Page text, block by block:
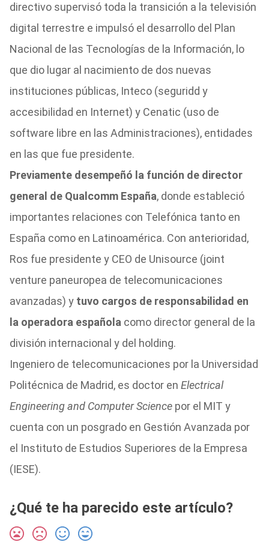
directivo supervisó toda la transición a la televisión
digital terrestre e impulsó el desarrollo del Plan
Nacional de las Tecnologías de la Información, lo
que dio lugar al nacimiento de dos nuevas
instituciones públicas, Inteco (seguridd y
accesibilidad en Internet) y Cenatic (uso de
software libre en las Administraciones), entidades
en las que fue presidente.
Previamente desempeñó la función de director
general de Qualcomm España, donde estableció
importantes relaciones con Telefónica tanto en
España como en Latinoamérica. Con anterioridad,
Ros fue presidente y CEO de Unisource (joint
venture paneuropea de telecomunicaciones
avanzadas) y tuvo cargos de responsabilidad en
la operadora española como director general de la
división internacional y del holding.
Ingeniero de telecomunicaciones por la Universidad
Politécnica de Madrid, es doctor en Electrical
Engineering and Computer Sciencepor el MIT y
cuenta con un posgrado en Gestión Avanzada por
el Instituto de Estudios Superiores de la Empresa
(IESE).
¿Qué te ha parecido este artículo?